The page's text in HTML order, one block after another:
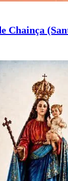
Chainça